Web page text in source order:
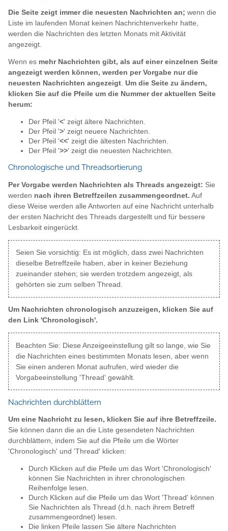
Die Seite zeigt immer die neuesten Nachrichten an; wenn die
Liste im laufenden Monat keinen Nachrichtenverkehr hatte,
werden die Nachrichten des letzten Monats mit Aktivität
angezeigt.
Wenn es mehr Nachrichten gibt, als auf einer einzelnen Seite
angezeigt werden können, werden per Vorgabe nur die
neuesten Nachrichten angezeigt. Um die Seite zu ändern,
klicken Sie auf die Pfeile um die Nummer der aktuellen Seite
herum:
Der Pfeil '<' zeigt ältere Nachrichten.
Der Pfeil '>' zeigt neuere Nachrichten.
Der Pfeil '<<' zeigt die ältesten Nachrichten.
Der Pfeil '>>' zeigt die neuesten Nachrichten.
Chronologische und Threadsortierung
Per Vorgabe werden Nachrichten als Threads angezeigt: Sie
werden nach ihren Betreffzeilen zusammengeordnet. Auf
diese Weise werden alle Antworten auf eine Nachricht unterhalb
der ersten Nachricht des Threads dargestellt und für bessere
Lesbarkeit eingerückt.
Seien Sie vorsichtig: Es ist möglich, dass zwei Nachrichten
dieselbe Betreffzeile haben, aber in keiner Beziehung
zueinander stehen; sie werden trotzdem angezeigt, als
gehörten sie zum selben Thread.
Um Nachrichten chronologisch anzuzeigen, klicken Sie auf
den Link 'Chronologisch'.
Beachten Sie: Diese Anzeigeeinstellung gilt so lange, wie Sie
die Nachrichten eines bestimmten Monats lesen, aber wenn
Sie einen anderen Monat aufrufen, wird wieder die
Vorgabeeinstellung 'Thread' gewählt.
Nachrichten durchblättern
Um eine Nachricht zu lesen, klicken Sie auf ihre Betreffzeile.
Sie können dann die an die Liste gesendeten Nachrichten
durchblättern, indem Sie auf die Pfeile um die Wörter
'Chronologisch' und 'Thread' klicken:
Durch Klicken auf die Pfeile um das Wort 'Chronologisch'
können Sie Nachrichten in ihrer chronologischen
Reihenfolge lesen.
Durch Klicken auf die Pfeile um das Wort 'Thread' können
Sie Nachrichten als Thread (d.h. nach ihrem Betreff
zusammengeordnet) lesen.
Die linken Pfeile lassen Sie ältere Nachrichten